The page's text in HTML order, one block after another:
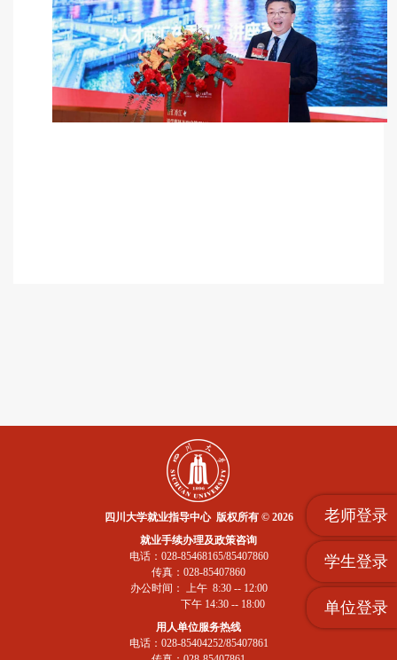
老师登录
学生登录
单位登录
四川大学就业指导中心 版权所有 © 2026
就业手续办理及政策咨询
电话：028-85468165/85407860
传真：028-85407860
办公时间： 上午 8:30 -- 12:00
下午 14:30 -- 18:00
用人单位服务热线
电话：028-85404252/85407861